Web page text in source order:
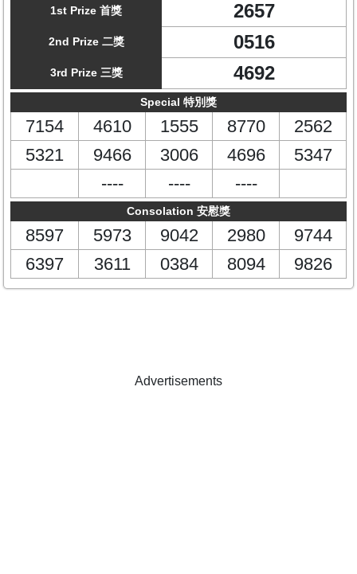
1st Prize 首獎 2657
2nd Prize 二獎 0516
3rd Prize 三獎 4692
Special 特別獎
7154 4610 1555 8770
2562
5321
9466 3006 4696
5347
----
---- ----
Consolation 安慰獎
8597 5973 9042 2980
9744
6397
3611 0384 8094 9826
Advertisements